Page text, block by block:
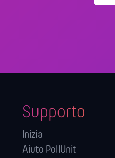
Supporto
Inizia
Aiuto PollUnit